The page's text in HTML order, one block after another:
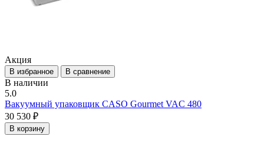
Акция
В избранное В сравнение
В наличии
5.0
Вакуумный упаковщик CASO Gourmet VAC 480
30 530 ₽
В корзину